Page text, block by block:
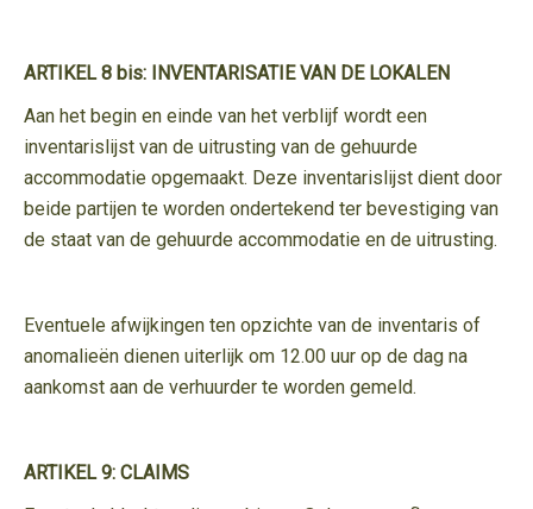
ARTIKEL 8 bis: INVENTARISATIE VAN DE LOKALEN
Aan het begin en einde van het verblijf wordt een
inventarislijst van de uitrusting van de gehuurde
accommodatie opgemaakt. Deze inventarislijst dient door
beide partijen te worden ondertekend ter bevestiging van
de staat van de gehuurde accommodatie en de uitrusting.
Eventuele afwijkingen ten opzichte van de inventaris of
anomalieën dienen uiterlijk om 12.00 uur op de dag na
aankomst aan de verhuurder te worden gemeld.
ARTIKEL 9: CLAIMS